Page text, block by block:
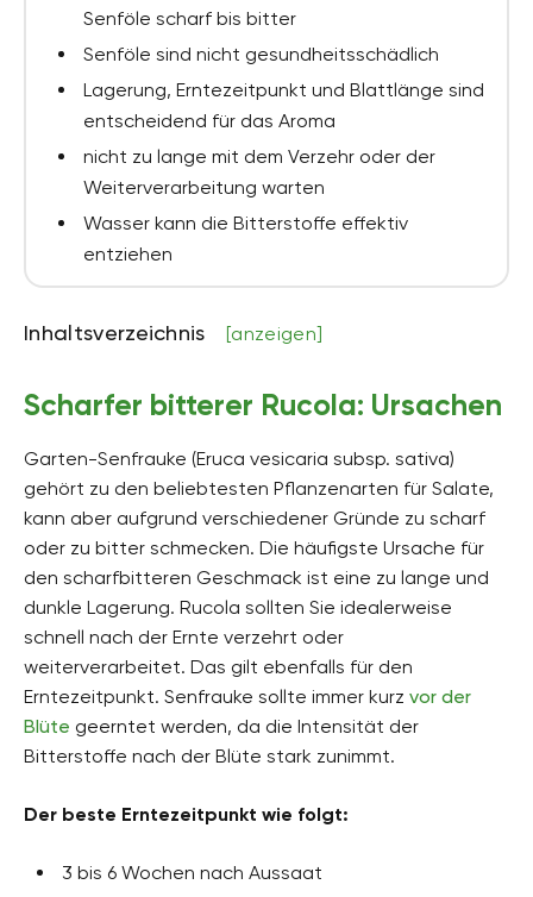
Senföle scharf bis bitter
Senföle sind nicht gesundheitsschädlich
Lagerung, Erntezeitpunkt und Blattlänge sind
entscheidend für das Aroma
nicht zu lange mit dem Verzehr oder der
Weiterverarbeitung warten
Wasser kann die Bitterstoffe effektiv
entziehen
Inhaltsverzeichnis [anzeigen]
Scharfer bitterer Rucola: Ursachen
Garten-Senfrauke (Eruca vesicaria subsp. sativa)
gehört zu den beliebtesten Pflanzenarten für Salate,
kann aber aufgrund verschiedener Gründe zu scharf
oder zu bitter schmecken. Die häufigste Ursache für
den scharfbitteren Geschmack ist eine zu lange und
dunkle Lagerung. Rucola sollten Sie idealerweise
schnell nach der Ernte verzehrt oder
weiterverarbeitet. Das gilt ebenfalls für den
Erntezeitpunkt. Senfrauke sollte immer kurz vor der
Blüte geerntet werden, da die Intensität der
Bitterstoffe nach der Blüte stark zunimmt.
Der beste Erntezeitpunkt wie folgt:
3 bis 6 Wochen nach Aussaat